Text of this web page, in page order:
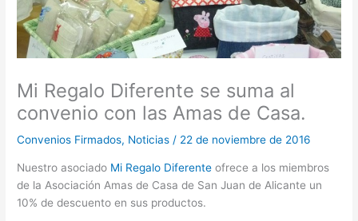
Mi Regalo Diferente se suma al
convenio con las Amas de Casa.
Convenios Firmados, Noticias / 22 de noviembre de 2016
Nuestro asociado Mi Regalo Diferente ofrece a los miembros
de la Asociación Amas de Casa de San Juan de Alicante un
10% de descuento en sus productos.